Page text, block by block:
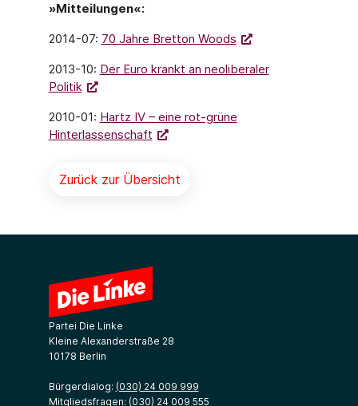
»Mitteilungen«:
2014-07: 70 Jahre Bretton Woods
2013-10: Der Euro krankt an neoliberaler
Politik
2010-01: Hartz IV – eine rot-grüne
Hinterlassenschaft
Zurück zur Übersicht
Partei Die Linke
Kleine Alexanderstraße 28
10178 Berlin
Bürgerdialog: (030) 24 009 999
Mitgliedsfragen: (030) 24 009 555